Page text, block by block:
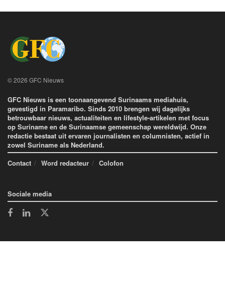
© 2026 GFC Nieuws
GFC Nieuws is een toonaangevend Surinaams mediahuis,
gevestigd in Paramaribo. Sinds 2010 brengen wij dagelijks
betrouwbaar nieuws, actualiteiten en lifestyle-artikelen met focus
op Suriname en de Surinaamse gemeenschap wereldwijd. Onze
redactie bestaat uit ervaren journalisten en columnisten, actief in
zowel Suriname als Nederland.
Contact
Word redacteur Colofon
Sociale media